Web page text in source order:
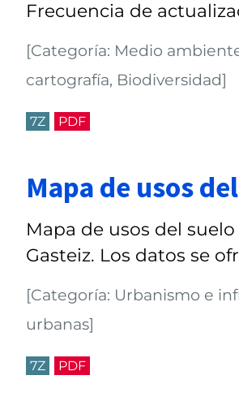
Frecuencia de
[Categoría: Medio
cartografía, Biodiversidad]
7Z PDF
Mapa de usos
Mapa de usos del
Gasteiz. Los datos se
[Categoría: Urbanismo e
urbanas]
7Z PDF